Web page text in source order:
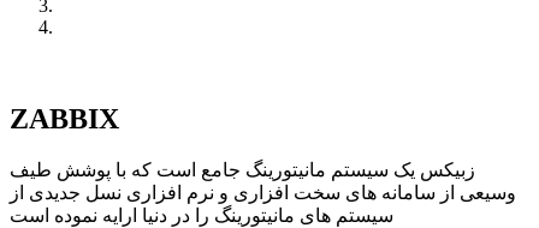
ZABBIX
زبیکس یک سیستم مانیتورینگ جامع است که با پوشش طیف
وسیعی از سامانه های سخت افزاری و نرم افزاری نسل جدیدی از
سیستم های مانیتورینگ را در دنیا ارایه نموده است